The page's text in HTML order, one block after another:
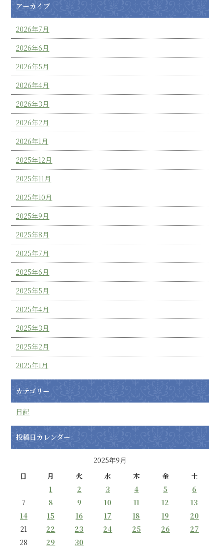
アーカイブ
2026年7月
2026年6月
2026年5月
2026年4月
2026年3月
2026年2月
2026年1月
2025年12月
2025年11月
2025年10月
2025年9月
2025年8月
2025年7月
2025年6月
2025年5月
2025年4月
2025年3月
2025年2月
2025年1月
カテゴリー
日記
投稿日カレンダー
2025年9月
日
月 火 水 木 金
土
1
2 3 4 5
6
7
8 9 10 11 12
13
14
15 16 17 18 19
20
21
22 23 24 25 26
27
28
29 30